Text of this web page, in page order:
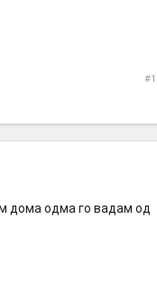
#1
дома одма го вадам од